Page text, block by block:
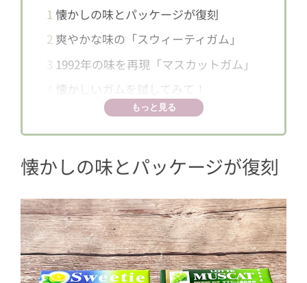
1 懐かしの味とパッケージが復刻
2 爽やかな味の「スウィーティガム」
3 1992年の味を再現「マスカットガム」
懐かしいガムを試してみて！
もっと見る
懐かしの味とパッケージが復刻